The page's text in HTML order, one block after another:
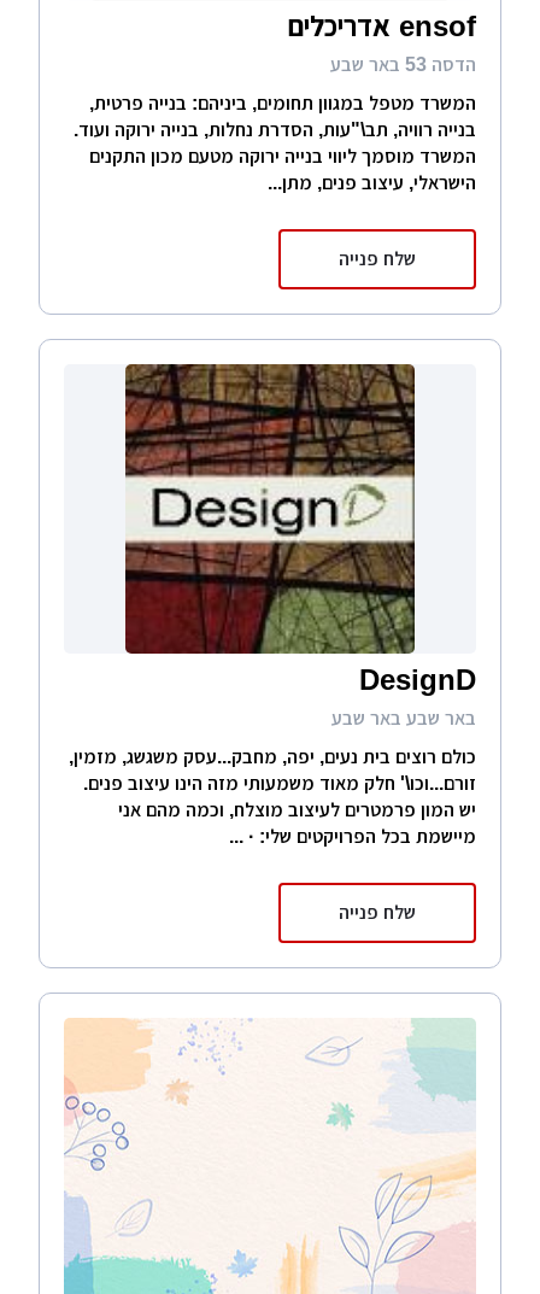
ensof אדריכלים
הדסה 53 באר שבע
המשרד מטפל במגוון תחומים, ביניהם: בנייה פרטית,
בנייה רוויה, תב\"עות, הסדרת נחלות, בנייה ירוקה ועוד.
המשרד מוסמך ליווי בנייה ירוקה מטעם מכון התקנים
הישראלי, עיצוב פנים, מתן...
שלח פנייה
DesignD
באר שבע באר שבע
כולם רוצים בית נעים, יפה, מחבק...עסק משגשג, מזמין,
זורם...וכו\' חלק מאוד משמעותי מזה הינו עיצוב פנים.
יש המון פרמטרים לעיצוב מוצלח, וכמה מהם אני
מיישמת בכל הפרויקטים שלי: · ...
שלח פנייה